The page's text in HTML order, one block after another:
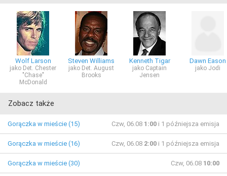
Wolf Larson
jako Det. Chester
"Chase"
McDonald
Steven Williams
jako Det. August
Brooks
Kenneth Tigar
jako Captain
Jensen
Dawn Eason
jako Jodi
Zobacz także
Gorączka w mieście (15) Czw, 06.08 1:00 i 1 późniejsza emisja
Gorączka w mieście (16) Czw, 06.08 2:00 i 1 późniejsza emisja
Gorączka w mieście (30) Czw, 06.08 10:00